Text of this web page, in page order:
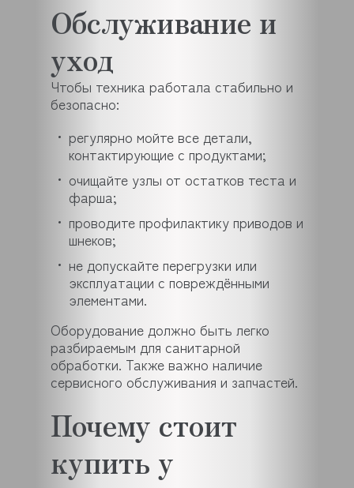
Обслуживание и
уход
Чтобы техника работала стабильно и
безопасно:
регулярно мойте все детали,
контактирующие с продуктами;
очищайте узлы от остатков теста и
фарша;
проводите профилактику приводов и
шнеков;
не допускайте перегрузки или
эксплуатации с повреждёнными
элементами.
Оборудование должно быть легко
разбираемым для санитарной
обработки. Также важно наличие
сервисного обслуживания и запчастей.
Почему стоит
купить у